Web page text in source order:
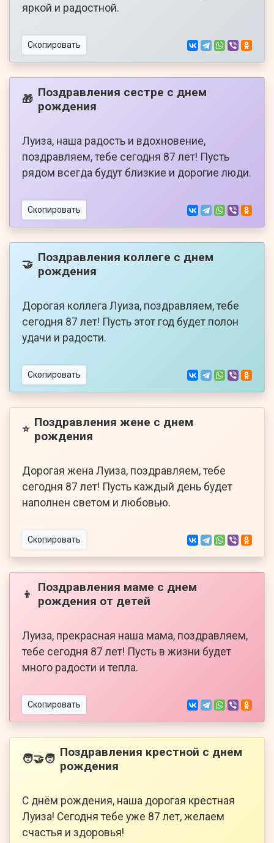
яркой и радостной.
Скопировать
🎁 Поздравления сестре с днем
рождения
Луиза, наша радость и вдохновение,
поздравляем, тебе сегодня 87 лет! Пусть
рядом всегда будут близкие и дорогие люди.
Скопировать
🤝 Поздравления коллеге с днем
рождения
Дорогая коллега Луиза, поздравляем, тебе
сегодня 87 лет! Пусть этот год будет полон
удачи и радости.
Скопировать
⭐ Поздравления жене с днем
рождения
Дорогая жена Луиза, поздравляем, тебе
сегодня 87 лет! Пусть каждый день будет
наполнен светом и любовью.
Скопировать
👦
Поздравления маме с днем
рождения от детей
Луиза, прекрасная наша мама, поздравляем,
тебе сегодня 87 лет! Пусть в жизни будет
много радости и тепла.
Скопировать
🧑‍🤝‍🧑 Поздравления крестной с днем
рождения
С днём рождения, наша дорогая крестная
Луиза! Сегодня тебе уже 87 лет, желаем
счастья и здоровья!